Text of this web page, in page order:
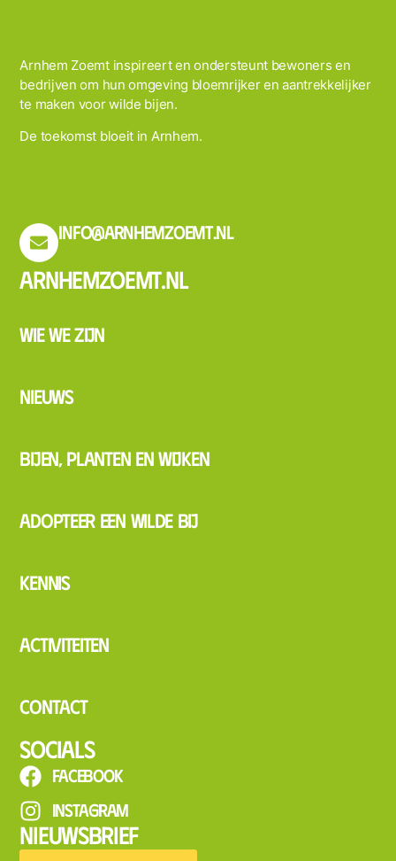
Arnhem Zoemt inspireert en ondersteunt bewoners en
bedrijven om hun omgeving bloemrijker en aantrekkelijker
te maken voor wilde bijen.
De toekomst bloeit in Arnhem.
info@arnhemzoemt.nl
Arnhemzoemt.nl
Wie we zijn
Nieuws
Bijen, planten en wijken
Adopteer een wilde bij
Kennis
Activiteiten
Contact
Socials
Facebook
Instagram
Nieuwsbrief